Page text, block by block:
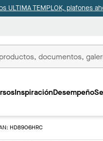
ULTIMA TEMPLOK, plafones
InspiraciónDesempeño
HD8906HRC